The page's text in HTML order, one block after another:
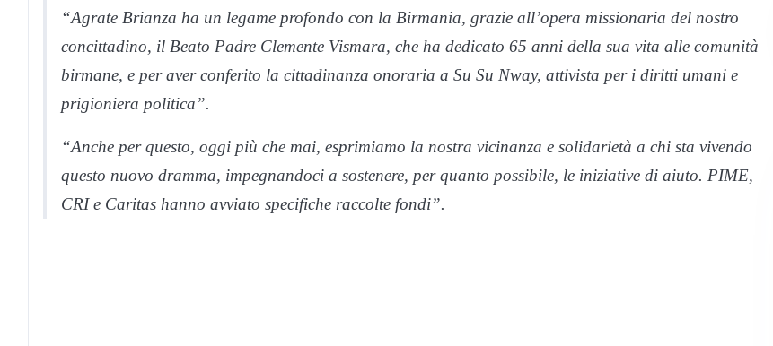
“Agrate Brianza ha un legame profondo con la Birmania, grazie all’opera missionaria del nostro
concittadino, il Beato Padre Clemente Vismara, che ha dedicato 65 anni della sua vita alle comunità
birmane, e per aver conferito la cittadinanza onoraria a Su Su Nway, attivista per i diritti umani e
prigioniera politica”.
“Anche per questo, oggi più che mai, esprimiamo la nostra vicinanza e solidarietà a chi sta vivendo
questo nuovo dramma, impegnandoci a sostenere, per quanto possibile, le iniziative di aiuto. PIME,
CRI e Caritas hanno avviato specifiche raccolte fondi”.